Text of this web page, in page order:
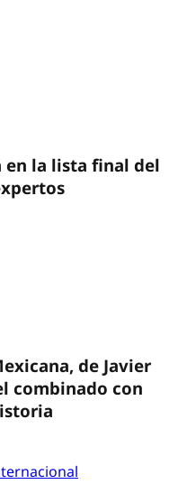
en la lista final del
de Javier
combinado con